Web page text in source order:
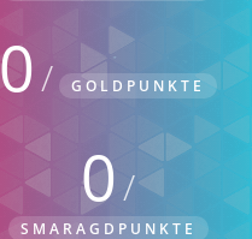
0 GOLDPUNKTE
0
SMARAGDPUNKTE